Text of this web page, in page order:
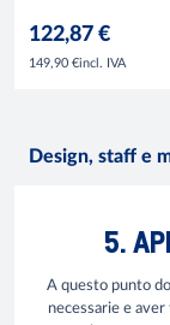
capsule e macinato
- Sogo
122,87 €
149,90 €incl. IVA
Design, staff e
5.
A questo punto
necessarie e